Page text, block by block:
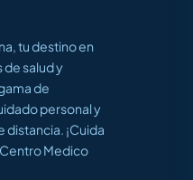
tu destino en
de salud y
de
personal y
distancia. ¡Cuida
Medico